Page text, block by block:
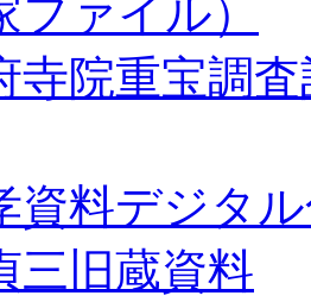
ファイル）
寺院重宝調
資料デジタ
三旧蔵資料